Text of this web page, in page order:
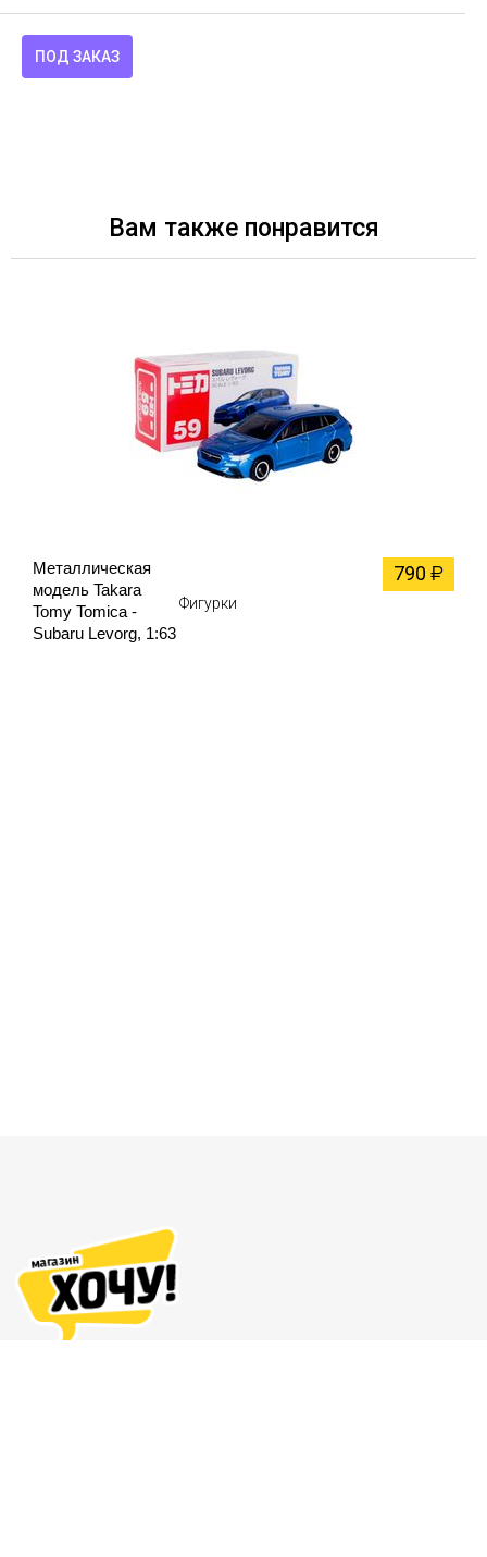
ПОД ЗАКАЗ
Вам также понравится
Металлическая
модель Takara
Tomy Tomica -
Subaru Levorg, 1:63
790 ₽
Фигурки